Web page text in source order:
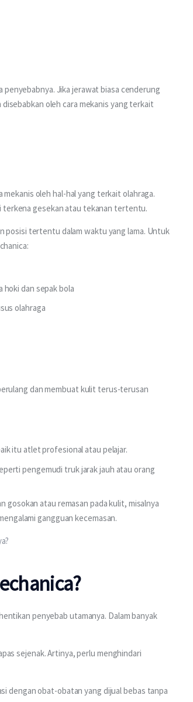
penyebabnya. Jika jerawat biasa cenderung
oleh cara mekanis yang terkait
oleh hal-hal yang terkait olahraga.
terkena gesekan atau tekanan tertentu.
posisi tertentu dalam waktu yang lama. Untuk
hoki dan sepak bola
olahraga
dan membuat kulit terus-terusan
itu atlet profesional atau pelajar.
pengemudi truk jarak jauh atau orang
gosokan atau remasan pada kulit, misalnya
gangguan kecemasan.
penyebab utamanya. Dalam banyak
sejenak. Artinya, perlu menghindari
dengan obat-obatan yang dijual bebas tanpa